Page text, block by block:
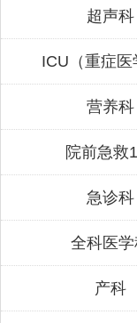
超声科
ICU（重症医
营养科
院前急救
急诊科
全科医
产科